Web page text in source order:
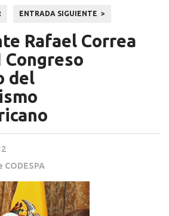
ENTRADA SIGUIENTE
Rafael Correa
del